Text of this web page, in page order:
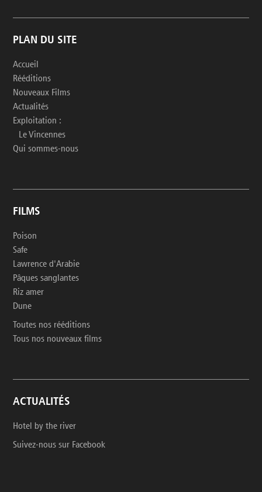
PLAN DU SITE
Accueil
Rééditions
Nouveaux Films
Actualités
Exploitation :
Le Vincennes
Qui sommes-nous
FILMS
Poison
Safe
Lawrence d'Arabie
Pâques sanglantes
Riz amer
Dune
Toutes nos rééditions
Tous nos nouveaux films
ACTUALITÉS
Hotel by the river
Suivez-nous sur Facebook